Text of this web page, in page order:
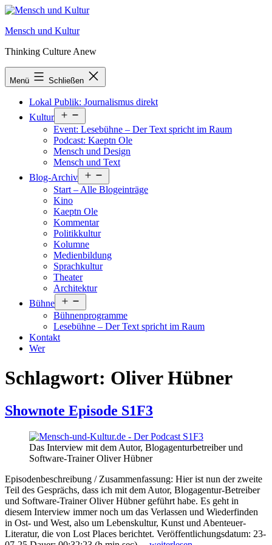
Zum
springen
Mensch und Kultur
Thinking Culture Anew
Menü Schließen
Lokal Publik: Journalismus direkt
Kultur
öffnen
Event: Lesebühne – Der Text spricht im Raum
Podcast: Kaeptn Ole
Mensch und Design
Mensch und Text
Blog-Archiv
öffnen
Start – Alle Blogeinträge
Kino
Kaeptn Ole
Kommentar
Politikkultur
Kolumne
Medienbildung
Sprachkultur
Theater
Architektur
Bühne
öffnen
Bühnenprogramme
Lesebühne – Der Text spricht im Raum
Kontakt
Wer
Schlagwort: Oliver Hübner
Shownote Episode S1F3
Das Interview mit dem Autor, Blogagenturbetreiber und
Software-Trainer Oliver Hübner
Episodenbeschreibung / Zusammenfassung: Hier ist nun der zweite
Teil des Gesprächs, dass ich mit dem Autor, Blogagentur-Betreiber
und Software-Trainer Oliver Hübner geführt habe. Es geht in
diesem Interview immer noch um das Verlassen und Wiederfinden
in Ost- und West, also um Lebenskultur, Kunst und Abenteuer-
Literatur, die von Lost Places berichtet. Veröffentlichungsdatum: 23-